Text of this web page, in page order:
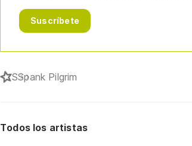
Suscríbete
SSpank Pilgrim
Todos los artistas